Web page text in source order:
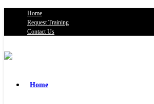
Home
Request Training
Contact Us
Home